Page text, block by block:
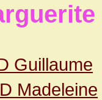
Guillaume
Madeleine